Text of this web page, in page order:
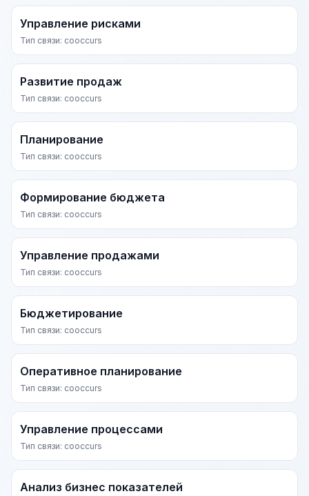
Управление рисками
Тип связи: cooccurs
Развитие продаж
Тип связи: cooccurs
Планирование
Тип связи: cooccurs
Формирование бюджета
Тип связи: cooccurs
Управление продажами
Тип связи: cooccurs
Бюджетирование
Тип связи: cooccurs
Оперативное планирование
Тип связи: cooccurs
Управление процессами
Тип связи: cooccurs
Анализ бизнес показателей